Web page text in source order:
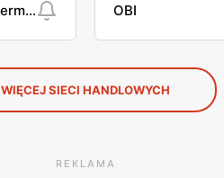
Auchan Hipermarket OBI
WIĘCEJ SIECI HANDLOWYCH
REKLAMA